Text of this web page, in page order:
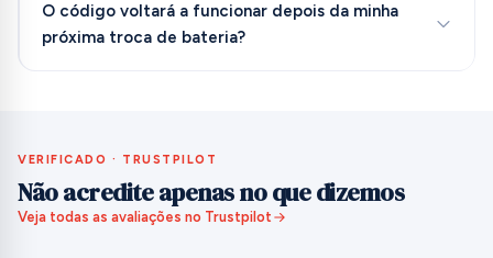
O código voltará a funcionar depois da minha
próxima troca de bateria?
VERIFICADO · TRUSTPILOT
Não acredite apenas no que dizemos
Veja todas as avaliações no Trustpilot